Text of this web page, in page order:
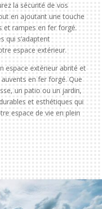
la sécurité de vos
en ajoutant une touche
et rampes en fer forgé.
qui s’adaptent
espace extérieur.
espace extérieur abrité et
en fer forgé. Que
un patio ou un jardin,
et esthétiques qui
espace de vie en plein